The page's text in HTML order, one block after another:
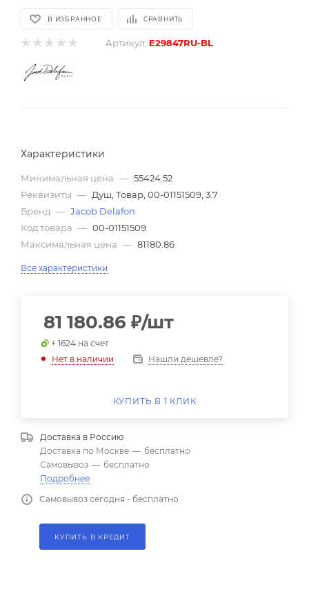
В ИЗБРАННОЕ СРАВНИТЬ
Артикул: E29847RU-BL
Характеристики
Минимальная цена — 55424.52
Реквизиты — Душ, Товар, 00-01151509, 3.7
Бренд — Jacob Delafon
Код товара — 00-01151509
Максимальная цена — 81180.86
Все характеристики
81 180.86 ₽/шт
+ 1624 на счет
Нет в наличии
Нашли дешевле?
КУПИТЬ В 1 КЛИК
Доставка в Россию
Доставка по Москве — бесплатно
Самовывоз — бесплатно
Подробнее
Самовывоз сегодня - бесплатно
КУПИТЬ В КРЕДИТ